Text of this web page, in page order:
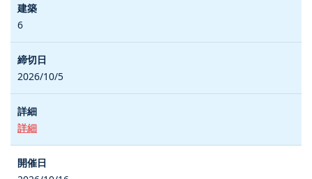
6
2026/10/5
詳細